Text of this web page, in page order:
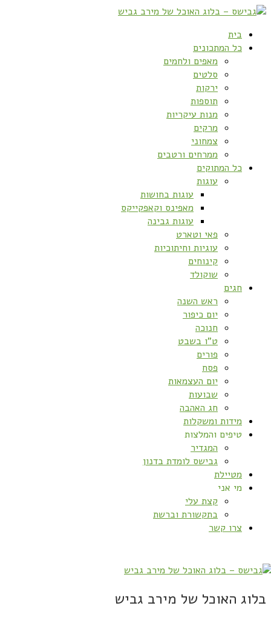
בית
כל המתכונים
מאפים ולחמים
סלטים
ירקות
תוספות
מנות עיקריות
מרקים
צמחוני
ממרחים ורטבים
כל המתוקים
עוגות
עוגות בחושות
מאפינס וקאפקייקס
עוגות גבינה
פאי וטארט
עוגיות וחיתוכיות
קינוחים
שוקולד
חגים
ראש השנה
יום כיפור
חנוכה
ט”ו בשבט
פורים
פסח
יום העצמאות
שבועות
חג האהבה
מידות ומשקלות
טיפים והמלצות
המגדיר
גבישס לומדת בדנון
מטיילת
מי אני
קצת עלי
בתקשורת וברשת
צרו קשר
בלוג האוכל של מירב גביש